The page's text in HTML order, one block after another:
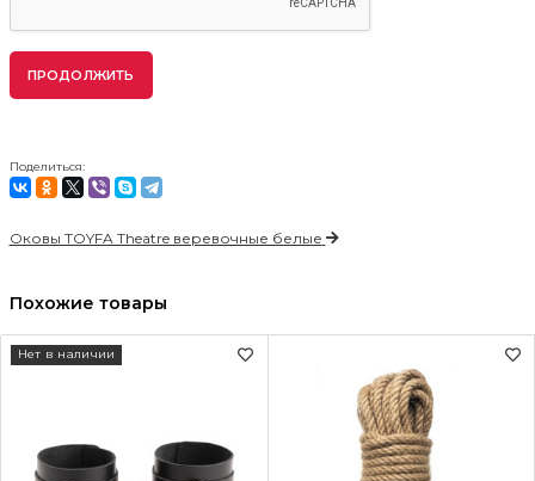
ПРОДОЛЖИТЬ
Поделиться:
Оковы TOYFA Theatre веревочные белые
Похожие товары
Нет в наличии